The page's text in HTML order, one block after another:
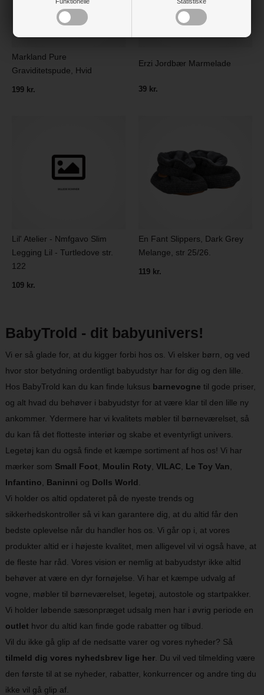
Markland Pure
Graviditetspude, Hvid
199 kr.
Erzi Jordbær Marmelade
39 kr.
Lil' Atelier - Nmfgavo Slim
Legging Lil - Turtledove str.
122
109 kr.
En Fant Slippers, Dark Grey
Melange, str 25/26.
119 kr.
BabyTrold - dit babyunivers!
Vi er så glade for, at du kigger forbi hos os. Vi elsker børn, og ved
hvor stor betydning ordentligt babyudstyr har for dig og den lille.
Hos BabyTrold kan du kan finde luksus barnevogne til gode priser,
og alt hvad du behøver i babyudstyr for at være klar til den lille ny
ankommer. Ydermere har vi kvalitets møbler til børneværelset, så
du kan få det flotteste interiør og skabe et eventyrligt univers.
Legetøj kan du også finde et kæmpe sortiment af hos os! Vi har
mærker som Small Foot Moulin Roty, VILAC Le Toy Van
Infantino
Baninni og Dolls World
Vi holder os altid opdateret på de nyeste trends og
sikkerhedskontroller så vi kan garantere dig, at du altid får den
bedste oplevelse når du handler hos os. Vi går op i, at vores
produkter altid er i højeste kvalitet, men alligevel vil vi også have, at
de fleste har råd. Vores vision er nemlig at babyudstyr ikke altid
behøver at være en dyr fornøjelse. Vi har et kæmpe udvalg af
vogne, møbler til børneværelset, legetøj, autostole og startpakker.
Vi holder løbende sæsonpræget udsalg men har i øvrig periode en
outlet hvor du altid kan finde gode rabatter og tilbud.
Vil du ikke gå glip af de nedsatte varer og vores nyheder? Så
tilmeld dig vores nyhedsbrev lige her. Du vil ved tilmelding være
den første til at se nyheder, rabatter, konkurrencer og andre ting du
ikke vil gå glip af.